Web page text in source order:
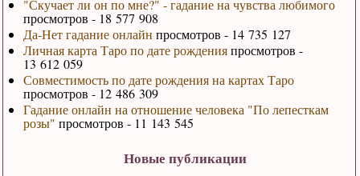
"Скучает ли он по мне?" - гадание на чувства любимого
просмотров - 18 577 908
Да-Нет гадание онлайн просмотров - 14 735 127
Личная карта Таро по дате рожденияпросмотров -
13 612 059
Совместимость по дате рождения на картах Таро
просмотров - 12 486 309
Гадание онлайн на отношение человека "По лепесткам
розы" просмотров - 11 143 545
Новые публикации